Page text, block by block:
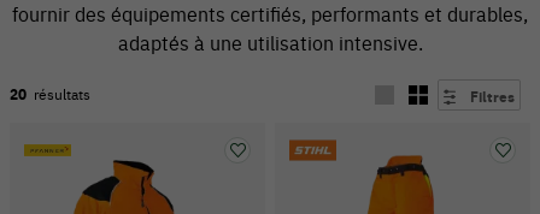
fournir des équipements certifiés, performants et durables,
adaptés à une utilisation intensive.
20 résultats Filtres